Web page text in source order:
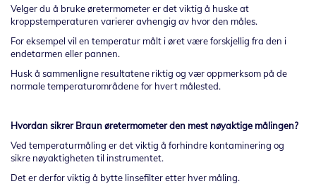
Velger du å bruke øretermometer er det viktig å huske at
kroppstemperaturen varierer avhengig av hvor den måles.
For eksempel vil en temperatur målt i øret være forskjellig fra den i
endetarmen eller pannen.
Husk å sammenligne resultatene riktig og vær oppmerksom på de
normale temperaturområdene for hvert målested.
Hvordan sikrer Braun øretermometer den mest nøyaktige målingen?
Ved temperaturmåling er det viktig å forhindre kontaminering og
sikre nøyaktigheten til instrumentet.
Det er derfor viktig å bytte linsefilter etter hver måling.